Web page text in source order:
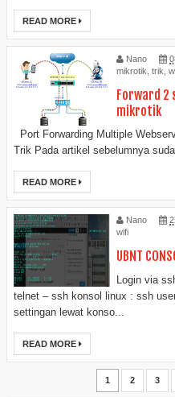
READ MORE
Nano
mikrotik trik
Forward 2
mikrotik
Port Forwarding Multiple
Trik Pada artikel sebelumnya
READ MORE
Nano
wifi
UBNT
Login via
telnet – ssh konsol linux : ssh
settingan lewat konso...
READ MORE
1 2 3